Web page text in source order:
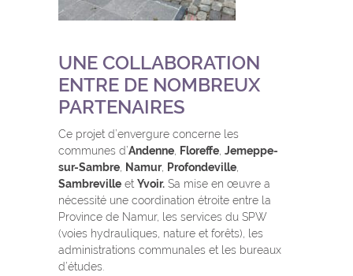
UNE COLLABORATION
ENTRE DE NOMBREUX
PARTENAIRES
Ce projet d’envergure concerne les
communes d’Andenne Floreffe Jemeppe-
sur-Sambre Namur, Profondeville
Sambreville et Yvoir. Sa mise en œuvre a
nécessité une coordination étroite entre la
Province de Namur, les services du SPW
(voies hydrauliques, nature et forêts), les
administrations communales et les bureaux
d’études.